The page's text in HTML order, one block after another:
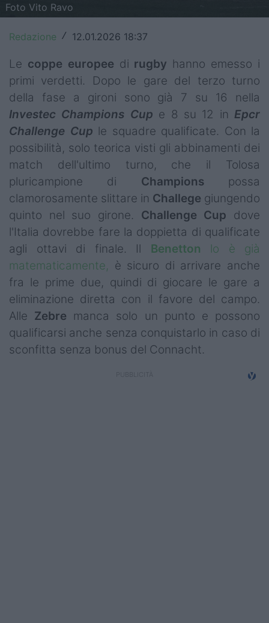
Challenge Cup
World Rugby
Rugby World Cup
Super Rugby
Rugby in TV
Mercato
Serie A Elite
Campionati
Serie A
Serie B
Serie C
Femminile
Giovanili
Coppa Italia
Foto Vito Ravo
Redazione / 12.01.2026 18:37
Le coppe europee di rugby hanno emesso i
primi verdetti. Dopo le gare del terzo turno
della fase a gironi sono già 7 su 16 nella
Investec Champions Cup e 8 su 12 in Epcr
Challenge Cup le squadre qualificate. Con la
possibilità, solo teorica visti gli abbinamenti dei
match dell'ultimo turno, che il Tolosa
pluricampione di Championspossa
clamorosamente slittare in Challege giungendo
quinto nel suo girone. Challenge Cup dove
l'Italia dovrebbe fare la doppietta di qualificate
agli ottavi di finale. Il Benetton lo è già
matematicamente, è sicuro di arrivare anche
fra le prime due, quindi di giocare le gare a
eliminazione diretta con il favore del campo.
Alle Zebre manca solo un punto e possono
qualificarsi anche senza conquistarlo in caso di
sconfitta senza bonus del Connacht.